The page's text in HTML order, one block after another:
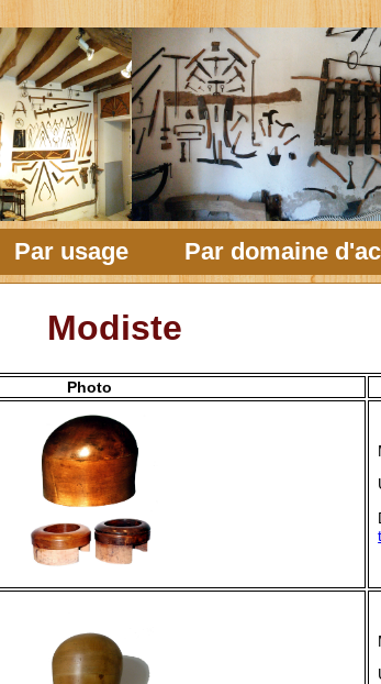
Par usage Par domaine
Modiste
Photo